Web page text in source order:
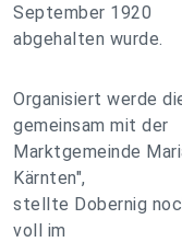
September 1920
abgehalten wurde.
Organisiert werde
gemeinsam mit der
Marktgemeinde
Kärnten",
stellte Dobernig
voll im